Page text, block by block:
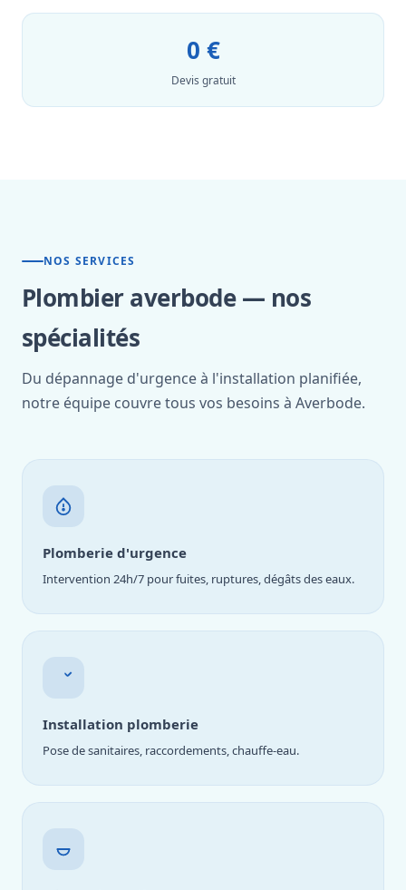
0 €
Devis gratuit
NOS SERVICES
Plombier averbode — nos
spécialités
Du dépannage d'urgence à l'installation planifiée,
notre équipe couvre tous vos besoins à Averbode.
Plomberie d'urgence
Intervention 24h/7 pour fuites, ruptures, dégâts des eaux.
Installation plomberie
Pose de sanitaires, raccordements, chauffe-eau.